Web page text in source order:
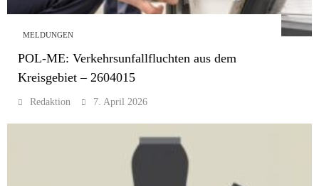
MELDUNGEN
POL-ME: Verkehrsunfallfluchten aus dem
Kreisgebiet – 2604015
Redaktion 7. April 2026